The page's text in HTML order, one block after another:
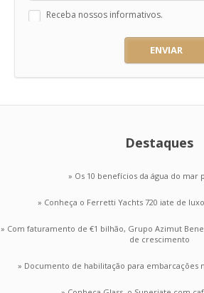
Receba nossos informativos.
ENVIAR
Destaques
» Os 10 benefícios da água do mar
» Conheça o Ferretti Yachts 720 iate de
» Com faturamento de €1 bilhão, Grupo Azimut
de crescimento
» Documento de habilitação para embarcações